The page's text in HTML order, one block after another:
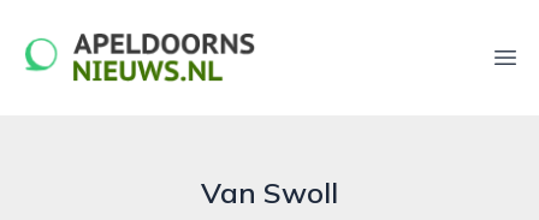
apeldoornsnieuws.nl
Van Swoll